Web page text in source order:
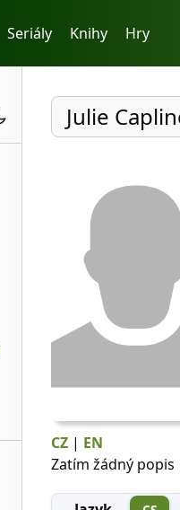
Seriály Knihy Hry
Julie
CZ | EN
Zatím žádný popis